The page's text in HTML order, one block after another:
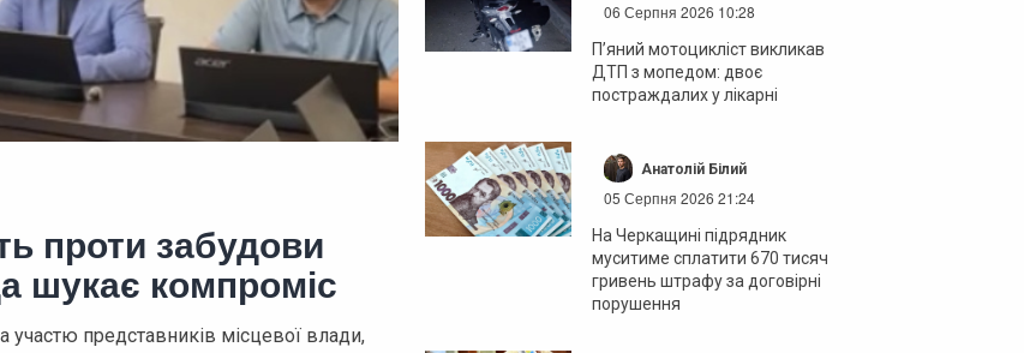
проти забудови
шукає компроміс
участю представників місцевої влади,
06 Серпня 2026 10:28
П’яний мотоцикліст викликав
ДТП з мопедом: двоє
постраждалих у лікарні
Анатолій Білий
05 Серпня 2026 21:24
На Черкащині підрядник
муситиме сплатити 670 тисяч
гривень штрафу за договірні
порушення